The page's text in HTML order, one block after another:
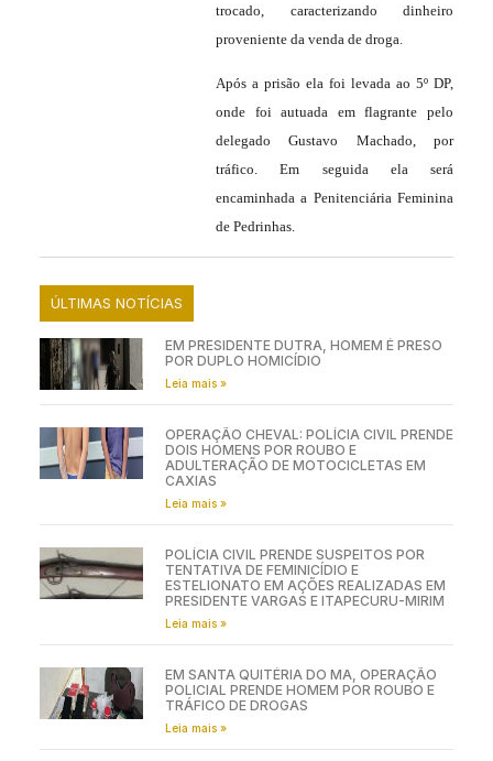
trocado, caracterizando dinheiro
proveniente da venda de droga.
Após a prisão ela foi levada ao 5º DP,
onde foi autuada em flagrante pelo
delegado Gustavo Machado, por
tráfico. Em seguida ela será
encaminhada a Penitenciária Feminina
de Pedrinhas.
ÚLTIMAS NOTÍCIAS
EM PRESIDENTE DUTRA, HOMEM É PRESO
POR DUPLO HOMICÍDIO
Leia mais »
OPERAÇÃO CHEVAL: POLÍCIA CIVIL PRENDE
DOIS HOMENS POR ROUBO E
ADULTERAÇÃO DE MOTOCICLETAS EM
CAXIAS
Leia mais »
POLÍCIA CIVIL PRENDE SUSPEITOS POR
TENTATIVA DE FEMINICÍDIO E
ESTELIONATO EM AÇÕES REALIZADAS EM
PRESIDENTE VARGAS E ITAPECURU-MIRIM
Leia mais »
EM SANTA QUITÉRIA DO MA, OPERAÇÃO
POLICIAL PRENDE HOMEM POR ROUBO E
TRÁFICO DE DROGAS
Leia mais »